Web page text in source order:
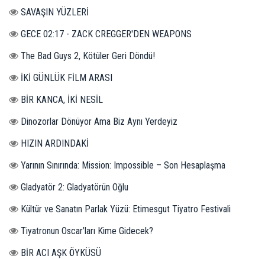
SAVAŞIN YÜZLERİ
GECE 02:17 - ZACK CREGGER'DEN WEAPONS
The Bad Guys 2, Kötüler Geri Döndü!
İKİ GÜNLÜK FİLM ARASI
BİR KANCA, İKİ NESİL
Dinozorlar Dönüyor Ama Biz Aynı Yerdeyiz
HIZIN ARDINDAKİ
Yarının Sınırında: Mission: Impossible – Son Hesaplaşma
Gladyatör 2: Gladyatörün Oğlu
Kültür ve Sanatın Parlak Yüzü: Etimesgut Tiyatro Festivali
Tiyatronun Oscar’ları Kime Gidecek?
BİR ACI AŞK ÖYKÜSÜ